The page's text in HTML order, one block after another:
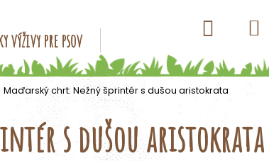
výživy pre psov Konzervy pre psov
Hľadať
Maďarský chrt: Nežný šprintér s dušou aristokrata
s dušou aristokrata